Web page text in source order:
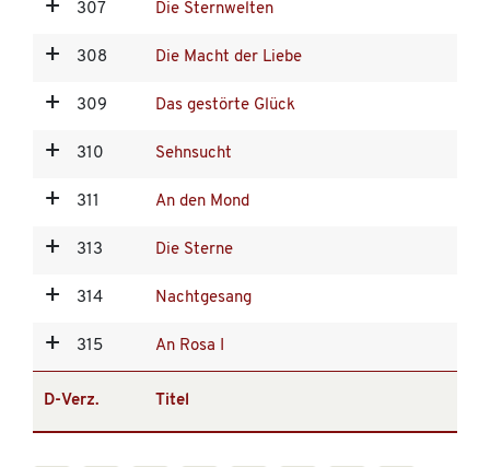
307 Die Sternwelten
308 Die Macht der Liebe
309 Das gestörte Glück
310 Sehnsucht
311 An den Mond
313 Die Sterne
314 Nachtgesang
315 An Rosa I
D-Verz. Titel